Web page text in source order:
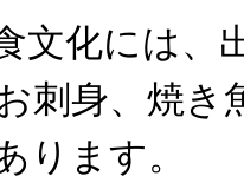
文化には、
刺身、焼き
ります。